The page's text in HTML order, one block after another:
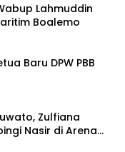
Lahmuddin
Boalemo
Baru DPW PBB
Zulfiana
Nasir di Arena